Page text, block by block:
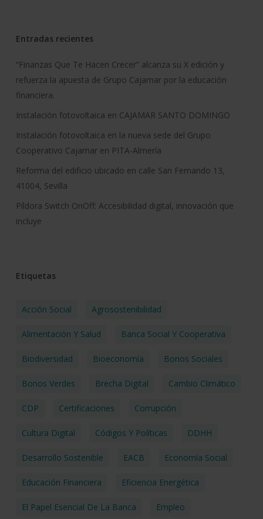
Entradas recientes
“Finanzas Que Te Hacen Crecer” alcanza su X edición y
refuerza la apuesta de Grupo Cajamar por la educación
financiera.
Instalación fotovoltaica en CAJAMAR SANTO DOMINGO
Instalación fotovoltaica en la nueva sede del Grupo
Cooperativo Cajamar en PITA-Almería
Reforma del edificio ubicado en calle San Fernando 13,
41004, Sevilla
Píldora Switch OnOff: Accesibilidad digital, innovación que
incluye
Etiquetas
Acción Social Agrosostenibilidad
Alimentación Y Salud Banca Social Y Cooperativa
Biodiversidad Bioeconomía Bonos Sociales
Bonos Verdes Brecha Digital Cambio Climático
CDP Certificaciones Corrupción
Cultura Digital Códigos Y Políticas DDHH
Desarrollo Sostenible EACB Economía Social
Educación Financiera Eficiencia Energética
El Papel Esencial De La Banca Empleo